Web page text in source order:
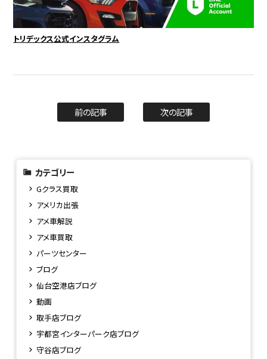
トリデックス公式インスタグラム
前の記事 次の記事
カテゴリー
Gクラス買取
アメリカ出張
アメ車解説
アメ車買取
パーツセンター
ブログ
仙台空港店ブログ
動画
取手店ブログ
宇都宮インターパーク店ブログ
守谷店ブログ